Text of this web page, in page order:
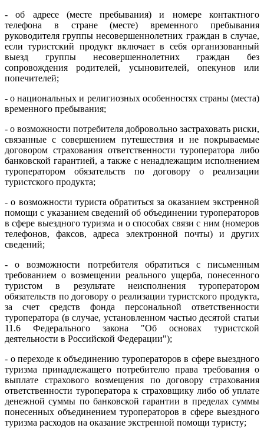
- об адресе (месте пребывания) и номере контактного
телефона в стране (месте) временного пребывания
руководителя группы несовершеннолетних граждан в случае,
если туристский продукт включает в себя организованный
выезд группы несовершеннолетних граждан без
сопровождения родителей, усыновителей, опекунов или
попечителей;
- о национальных и религиозных особенностях страны (места)
временного пребывания;
- о возможности потребителя добровольно застраховать риски,
связанные с совершением путешествия и не покрываемые
договором страхования ответственности туроператора либо
банковской гарантией, а также с ненадлежащим исполнением
туроператором обязательств по договору о реализации
туристского продукта;
- о возможности туриста обратиться за оказанием экстренной
помощи с указанием сведений об объединении туроператоров
в сфере выездного туризма и о способах связи с ним (номеров
телефонов, факсов, адреса электронной почты) и других
сведений;
- о возможности потребителя обратиться с письменным
требованием о возмещении реального ущерба, понесенного
туристом в результате неисполнения туроператором
обязательств по договору о реализации туристского продукта,
за счет средств фонда персональной ответственности
туроператора (в случае, установленном частью десятой статьи
11.6 Федерального закона "Об основах туристской
деятельности в Российской Федерации");
- о переходе к объединению туроператоров в сфере выездного
туризма принадлежащего потребителю права требования о
выплате страхового возмещения по договору страхования
ответственности туроператора к страховщику либо об уплате
денежной суммы по банковской гарантии в пределах суммы
понесенных объединением туроператоров в сфере выездного
туризма расходов на оказание экстренной помощи туристу;